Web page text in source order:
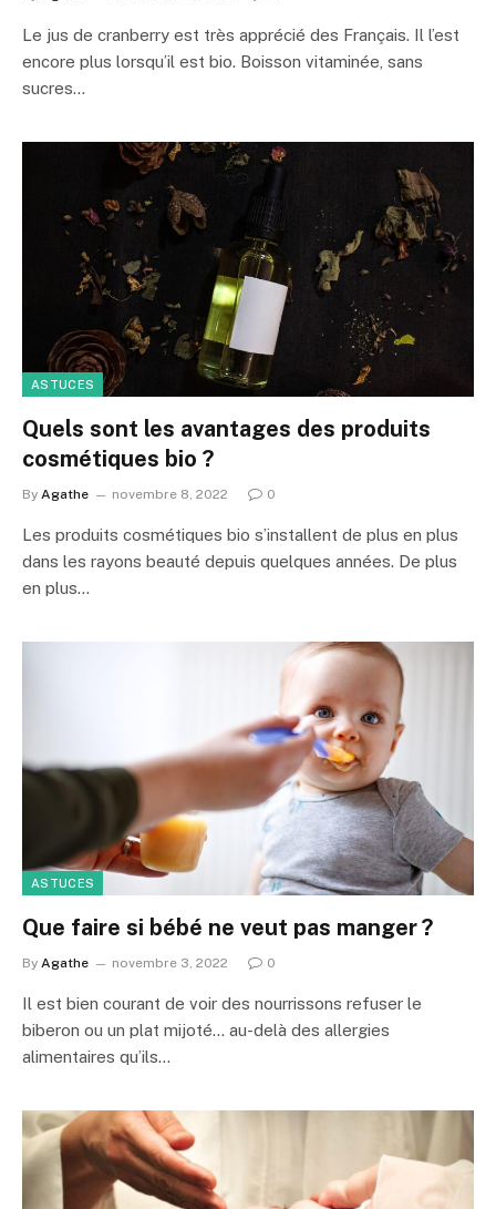
Le jus de cranberry est très apprécié des Français. Il l’est
encore plus lorsqu’il est bio. Boisson vitaminée, sans
sucres…
ASTUCES
Quels sont les avantages des produits
cosmétiques bio ?
By Agathe novembre 8, 2022 0
Les produits cosmétiques bio s’installent de plus en plus
dans les rayons beauté depuis quelques années. De plus
en plus…
ASTUCES
Que faire si bébé ne veut pas manger ?
By Agathe novembre 3, 2022 0
Il est bien courant de voir des nourrissons refuser le
biberon ou un plat mijoté… au-delà des allergies
alimentaires qu’ils…